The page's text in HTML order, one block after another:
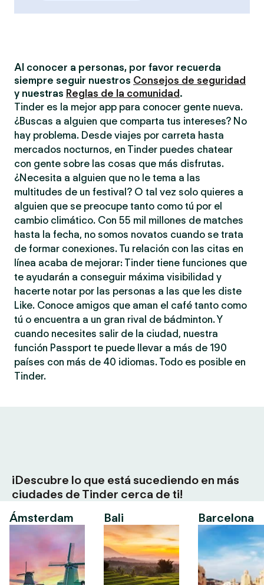
Al conocer a personas, por favor recuerda
siempre seguir nuestros Consejos de seguridad
y nuestras Reglas de la comunidad .
Tinder es la mejor app para conocer gente nueva.
¿Buscas a alguien que comparta tus intereses? No
hay problema. Desde viajes por carreta hasta
mercados nocturnos, en Tinder puedes chatear
con gente sobre las cosas que más disfrutas.
¿Necesita a alguien que no le tema a las
multitudes de un festival? O tal vez solo quieres a
alguien que se preocupe tanto como tú por el
cambio climático. Con 55 mil millones de matches
hasta la fecha, no somos novatos cuando se trata
de formar conexiones. Tu relación con las citas en
línea acaba de mejorar: Tinder tiene funciones que
te ayudarán a conseguir máxima visibilidad y
hacerte notar por las personas a las que les diste
Like. Conoce amigos que aman el café tanto como
tú o encuentra a un gran rival de bádminton. Y
cuando necesites salir de la ciudad, nuestra
función Passport te puede llevar a más de 190
países con más de 40 idiomas. Todo es posible en
Tinder.
¡Descubre lo que está sucediendo en más
ciudades de Tinder cerca de ti!
Ámsterdam
Bali Barcelona